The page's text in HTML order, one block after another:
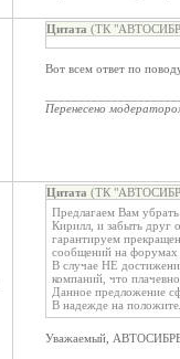
Цитата (ТК
Вот всем ответ по
Перенесено
Цитата (ТК
Предлагаем Вам
Кирилл, и забыть друг
гарантируем
сообщений на форумах
В случае НЕ
компаний, что
Данное предложение
В надежде на
Уважаемый,